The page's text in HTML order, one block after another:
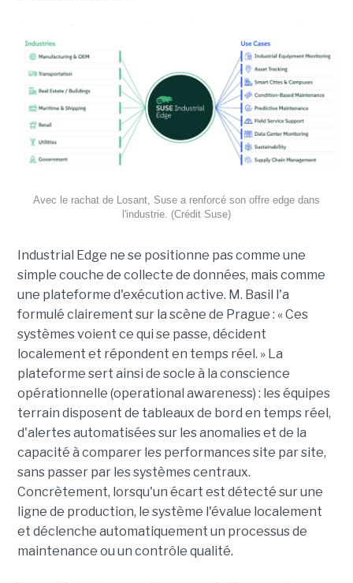
Avec le rachat de Losant, Suse a renforcé son offre edge dans
l'industrie. (Crédit Suse)
Industrial Edge ne se positionne pas comme une
simple couche de collecte de données, mais comme
une plateforme d'exécution active. M. Basil l'a
formulé clairement sur la scène de Prague : « Ces
systèmes voient ce qui se passe, décident
localement et répondent en temps réel. » La
plateforme sert ainsi de socle à la conscience
opérationnelle (operational awareness) : les équipes
terrain disposent de tableaux de bord en temps réel,
d'alertes automatisées sur les anomalies et de la
capacité à comparer les performances site par site,
sans passer par les systèmes centraux.
Concrètement, lorsqu'un écart est détecté sur une
ligne de production, le système l'évalue localement
et déclenche automatiquement un processus de
maintenance ou un contrôle qualité.